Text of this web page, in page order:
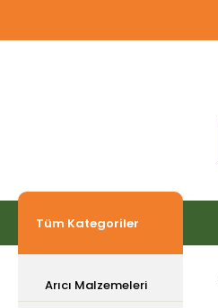
Tüm Kategoriler
Arıcı Malzemeleri